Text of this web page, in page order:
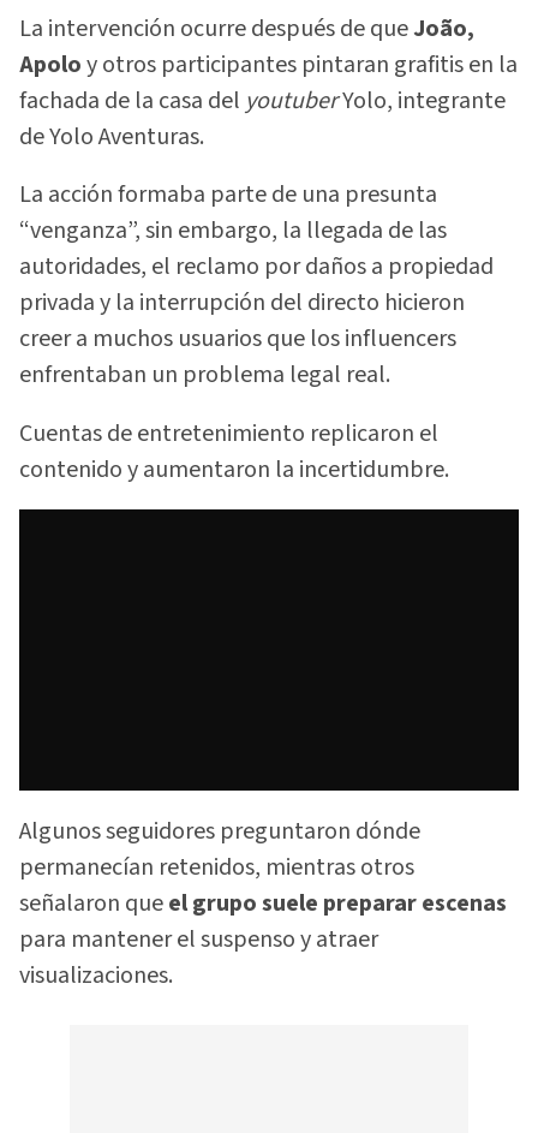
La intervención ocurre después de queJoão,
Apoloy otros participantes pintaran grafitis en la
fachada de la casa del youtuberYolo, integrante
de Yolo Aventuras.
La acción formaba parte de una presunta
“venganza”, sin embargo, la llegada de las
autoridades, el reclamo por daños a propiedad
privada y la interrupción del directo hicieron
creer a muchos usuarios que los influencers
enfrentaban un problema legal real.
Cuentas de entretenimiento replicaron el
contenido y aumentaron la incertidumbre.
Algunos seguidores preguntaron dónde
permanecían retenidos, mientras otros
señalaron queel grupo suele preparar escenas
para mantener el suspenso y atraer
visualizaciones.